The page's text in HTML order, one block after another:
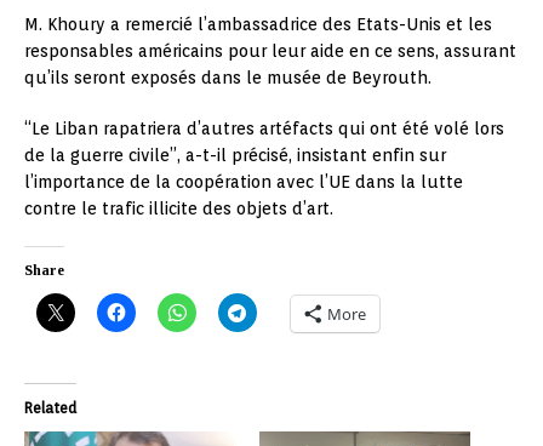
M. Khoury a remercié l’ambassadrice des Etats-Unis et les
responsables américains pour leur aide en ce sens, assurant
qu’ils seront exposés dans le musée de Beyrouth.
“Le Liban rapatriera d’autres artéfacts qui ont été volé lors
de la guerre civile”, a-t-il précisé, insistant enfin sur
l’importance de la coopération avec l’UE dans la lutte
contre le trafic illicite des objets d’art.
Share
More
Related